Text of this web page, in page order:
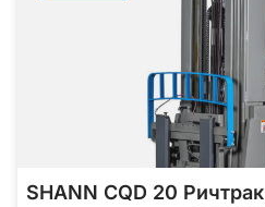
SHANN CQD 20 Ричтрак